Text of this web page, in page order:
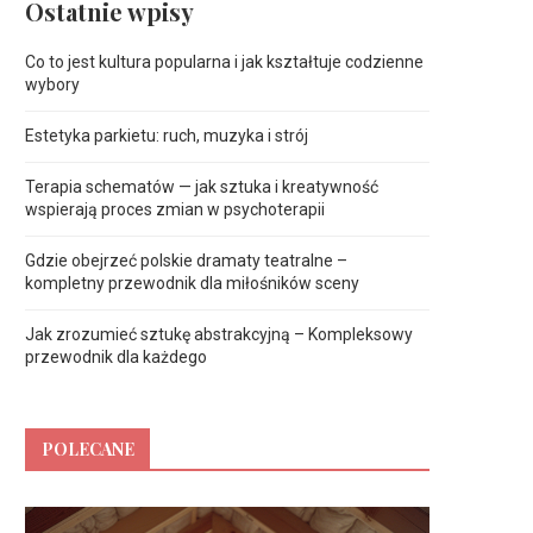
Ostatnie wpisy
Co to jest kultura popularna i jak kształtuje codzienne
wybory
Estetyka parkietu: ruch, muzyka i strój
Terapia schematów — jak sztuka i kreatywność
wspierają proces zmian w psychoterapii
Gdzie obejrzeć polskie dramaty teatralne –
kompletny przewodnik dla miłośników sceny
Jak zrozumieć sztukę abstrakcyjną – Kompleksowy
przewodnik dla każdego
POLECANE